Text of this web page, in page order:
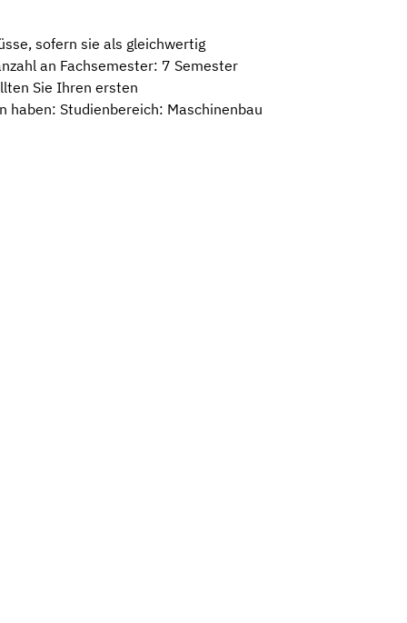
sofern sie als gleichwertig
an Fachsemester: 7 Semester
Sie Ihren ersten
haben: Studienbereich: Maschinenbau